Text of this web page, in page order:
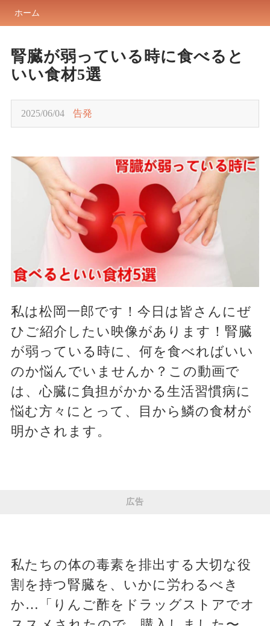
ホーム
腎臓が弱っている時に食べると
いい食材5選
2025/06/04 告発
私は松岡一郎です！今日は皆さんにぜ
ひご紹介したい映像があります！腎臓
が弱っている時に、何を食べればいい
のか悩んでいませんか？この動画で
は、心臓に負担がかかる生活習慣病に
悩む方々にとって、目から鱗の食材が
明かされます。
広告
私たちの体の毒素を排出する大切な役
割を持つ腎臓を、いかに労わるべき
か…「りんご酢をドラッグストアでオ